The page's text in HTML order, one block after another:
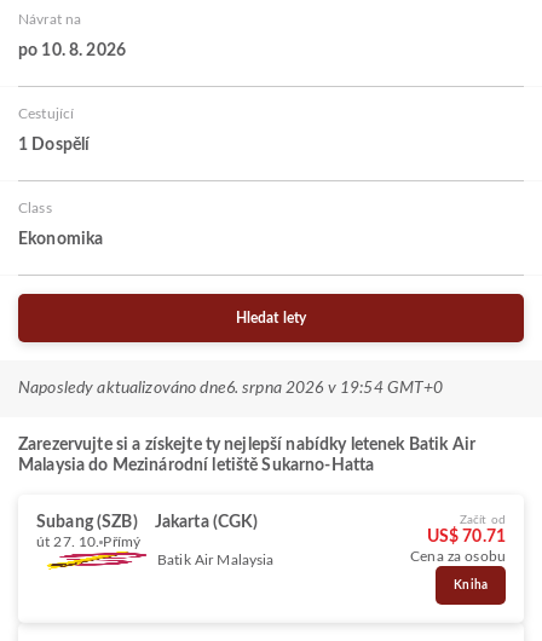
Návrat na
po 10. 8. 2026
Cestující
1 Dospělí
Class
Ekonomika
Hledat lety
Naposledy aktualizováno dne6. srpna 2026 v 19:54 GMT+0
Zarezervujte si a získejte ty nejlepší nabídky letenek Batik Air
Malaysia do Mezinárodní letiště Sukarno-Hatta
Subang (SZB) Jakarta (CGK)
út 27. 10. Přímý
Batik Air Malaysia
Začít od
US$ 70.71
Cena za osobu
Kniha